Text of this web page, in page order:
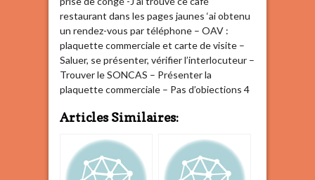
restaurant dans les pages jaunes ‘ai obtenu
un rendez-vous par téléphone – OAV :
plaquette commerciale et carte de visite –
Saluer, se présenter, vérifier l’interlocuteur –
Trouver le SONCAS – Présenter la
plaquette commerciale – Pas d’obiections 4
Articles Similaires: